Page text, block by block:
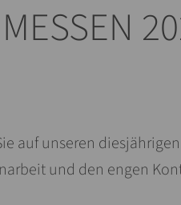
auf unseren
und den engen